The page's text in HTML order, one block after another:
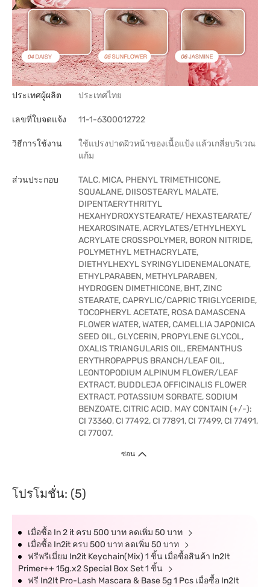
ประเทศผู้ผลิต ประเทศไทย
เลขที่ใบจดแจ้ง 11-1-6300012722
วิธีการใช้งาน
ใช้แปรงปาดผิวหน้าของเนื้อแป้ง แล้วเกลี่ยบริเวณ
แก้ม
ส่วนประกอบ
TALC, MICA, PHENYL TRIMETHICONE,
SQUALANE, DIISOSTEARYL MALATE,
DIPENTAERYTHRITYL
HEXAHYDROXYSTEARATE/ HEXASTEARATE/
HEXAROSINATE, ACRYLATES/ETHYLHEXYL
ACRYLATE CROSSPOLYMER, BORON NITRIDE,
POLYMETHYL METHACRYLATE,
DIETHYLHEXYL SYRINGYLIDENEMALONATE,
ETHYLPARABEN, METHYLPARABEN,
HYDROGEN DIMETHICONE, BHT, ZINC
STEARATE, CAPRYLIC/CAPRIC TRIGLYCERIDE,
TOCOPHERYL ACETATE, ROSA DAMASCENA
FLOWER WATER, WATER, CAMELLIA JAPONICA
SEED OIL, GLYCERIN, PROPYLENE GLYCOL,
OXALIS TRIANGULARIS OIL, EREMANTHUS
ERYTHROPAPPUS BRANCH/LEAF OIL,
LEONTOPODIUM ALPINUM FLOWER/LEAF
EXTRACT, BUDDLEJA OFFICINALIS FLOWER
EXTRACT, POTASSIUM SORBATE, SODIUM
BENZOATE, CITRIC ACID. MAY CONTAIN (+/-):
CI 73360, CI 77492, CI 77891, CI 77499, CI 77491,
CI 77007.
ซ่อน
โปรโมชั่น: (5)
เมื่อซื้อ In 2 it ครบ 500 บาท ลดเพิ่ม 50 บาท
เมื่อซื้อ In2it ครบ 500 บาท ลดเพิ่ม 50 บาท
ฟรีพรีเมี่ยม In2it Keychain(Mix) 1 ชิ้น เมื่อซื้อสินค้า In2It
Primer++ 15g.x2 Special Box Set 1 ชิ้น
ฟรี In2It Pro-Lash Mascara & Base 5g 1 Pcs เมื่อซื้อ In2It